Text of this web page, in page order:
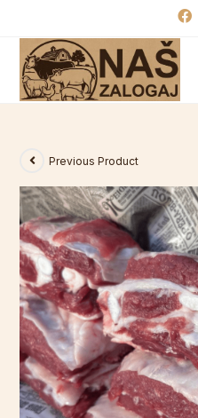
Previous Product